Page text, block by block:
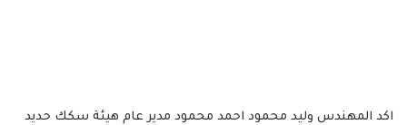
اكد المهندس وليد محمود احمد محمود مدير عام هيئة سكك حديد